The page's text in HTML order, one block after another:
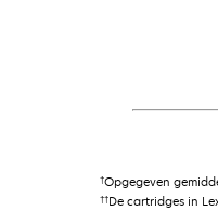
†Opgegeven
††De cartridges in